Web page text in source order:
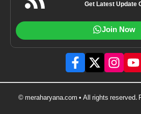
Get Latest Update
Join Now
© meraharyana.com • All rights reserved.